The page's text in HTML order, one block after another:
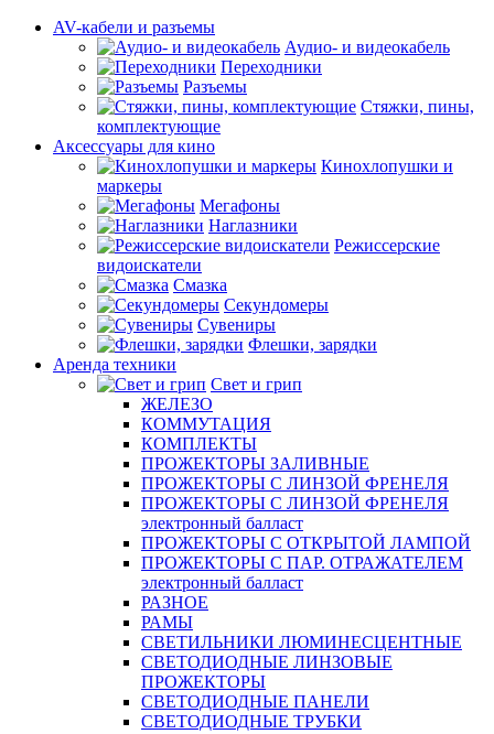
AV-кабели и разъемы
Аудио- и видеокабель
Переходники
Разъемы
Стяжки, пины,
комплектующие
Аксессуары для кино
Кинохлопушки и
маркеры
Мегафоны
Наглазники
Режиссерские
видоискатели
Смазка
Секундомеры
Сувениры
Флешки, зарядки
Аренда техники
Свет и грип
ЖЕЛЕЗО
КОММУТАЦИЯ
КОМПЛЕКТЫ
ПРОЖЕКТОРЫ ЗАЛИВНЫЕ
ПРОЖЕКТОРЫ С ЛИНЗОЙ ФРЕНЕЛЯ
ПРОЖЕКТОРЫ С ЛИНЗОЙ ФРЕНЕЛЯ
электронный балласт
ПРОЖЕКТОРЫ С ОТКРЫТОЙ ЛАМПОЙ
ПРОЖЕКТОРЫ С ПАР. ОТРАЖАТЕЛЕМ
электронный балласт
РАЗНОЕ
РАМЫ
СВЕТИЛЬНИКИ ЛЮМИНЕСЦЕНТНЫЕ
СВЕТОДИОДНЫЕ ЛИНЗОВЫЕ
ПРОЖЕКТОРЫ
СВЕТОДИОДНЫЕ ПАНЕЛИ
СВЕТОДИОДНЫЕ ТРУБКИ